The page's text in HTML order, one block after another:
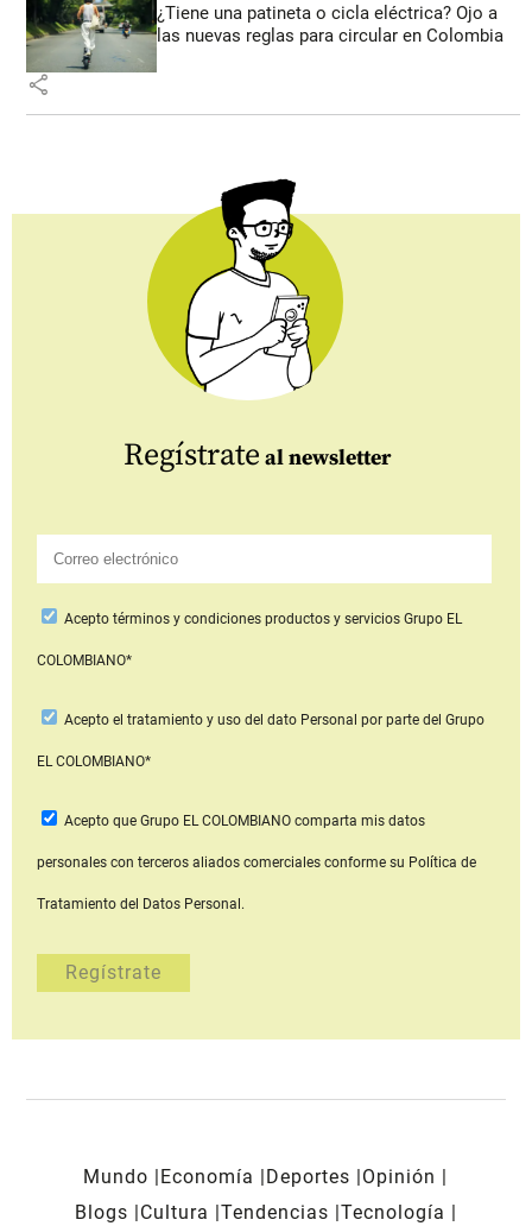
¿Tiene una patineta o cicla eléctrica? Ojo a
las nuevas reglas para circular en Colombia
share
Regístrate al newsletter
Aceptotérminos y condiciones productos y serviciosGrupo EL
COLOMBIANO*
Acepto el tratamiento y uso del dato Personal por parte del Grupo
EL COLOMBIANO*
Acepto que Grupo EL COLOMBIANOcomparta mis datos
personales con terceros aliados comerciales conforme su Política de
Tratamiento del Datos Personal.
Mundo Economía Deportes
Opinión
Blogs
Cultura Tendencias Tecnología